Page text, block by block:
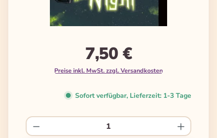
7,50 €
Preise inkl. MwSt. zzgl. Versandkosten
Sofort verfügbar, Lieferzeit: 1-3 Tage
Produkt Anzahl: Gib den gewünschten